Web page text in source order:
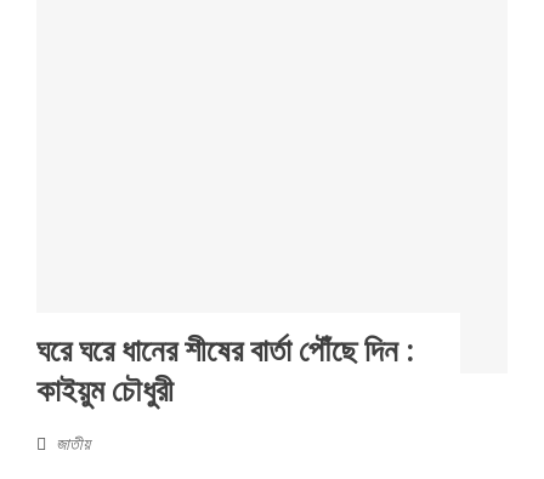
ঘরে ঘরে ধানের শীষের বার্তা পৌঁছে দিন :
কাইয়ুম চৌধুরী
জাতীয়